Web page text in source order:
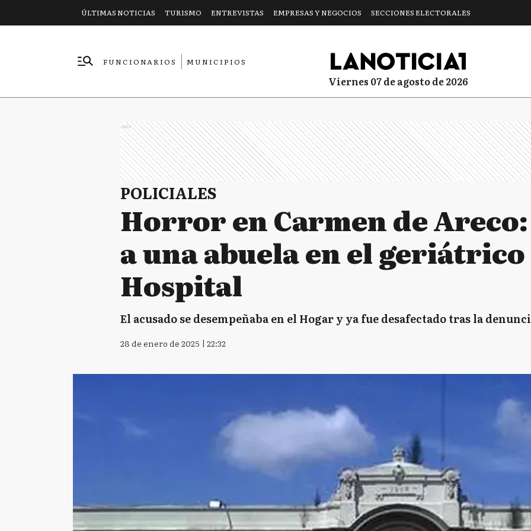
ÚLTIMAS NOTICIAS TURISMO ENTREVISTAS EMPRESAS Y NEGOCIOS SECCIONES ELECTORALES
FUNCIONARIOS
MUNICIPIOS
viernes 07 de agosto de 2026
Ads
POLICIALES
Horror en Carmen de
a una abuela en el
Hospital
El acusado se desempeñaba en el Hogar y ya fue desafectado tras la
28 de enero de 2025 | 22:32